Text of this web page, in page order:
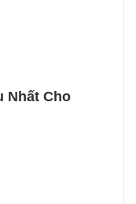
Nhất Cho